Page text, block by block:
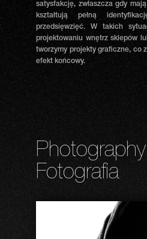
satysfakcję, zwłaszcza gdy
kształtują pełną
przedsięwzięć. W takich
projektowaniu wnętrz sklepów
tworzymy projekty graficzne, co
efekt końcowy.
Fotografia